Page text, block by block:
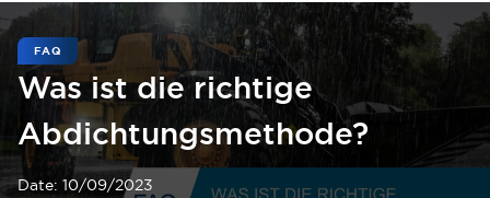
FAQ
Was ist die richtige
Abdichtungsmethode?
Date: 10/09/2023